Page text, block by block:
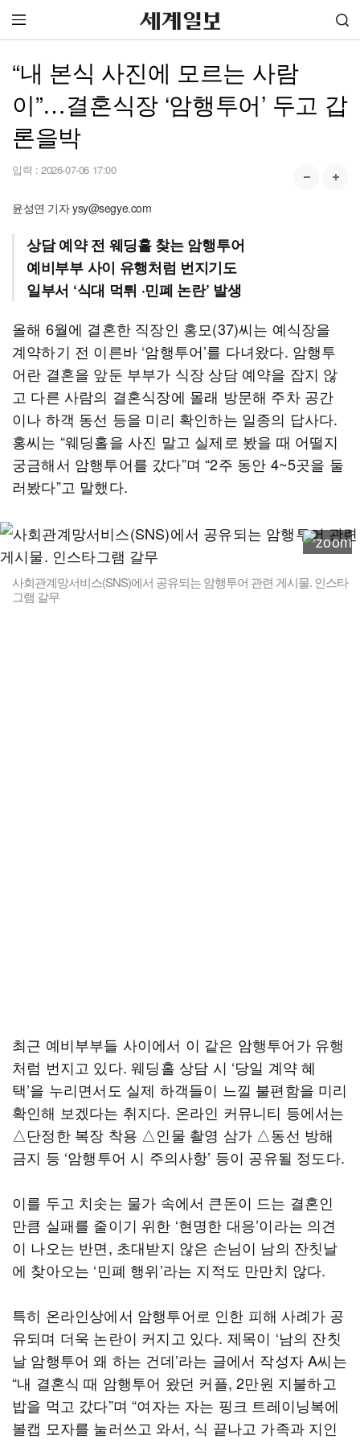
“내 본식 사진에 모르는 사람
이”…결혼식장 ‘암행투어’ 두고 갑
론을박
입력 : 2026-07-06 17:00
윤성연 기자 ysy@segye.com
상담 예약 전 웨딩홀 찾는 암행투어
예비부부 사이 유행처럼 번지기도
일부서 ‘식대 먹튀 ·민폐 논란’ 발생
올해 6월에 결혼한 직장인 홍모(37)씨는 예식장을
계약하기 전 이른바 ‘암행투어’를 다녀왔다. 암행투
어란 결혼을 앞둔 부부가 식장 상담 예약을 잡지 않
고 다른 사람의 결혼식장에 몰래 방문해 주차 공간
이나 하객 동선 등을 미리 확인하는 일종의 답사다.
홍씨는 “웨딩홀을 사진 말고 실제로 봤을 때 어떨지
궁금해서 암행투어를 갔다”며 “2주 동안 4~5곳을 둘
러봤다”고 말했다.
사회관계망서비스(SNS)에서 공유되는 암행투어 관련 게시물. 인스타
그램 갈무
최근 예비부부들 사이에서 이 같은 암행투어가 유행
처럼 번지고 있다. 웨딩홀 상담 시 ‘당일 계약 혜
택’을 누리면서도 실제 하객들이 느낄 불편함을 미리
확인해 보겠다는 취지다. 온라인 커뮤니티 등에서는
△단정한 복장 착용 △인물 촬영 삼가 △동선 방해
금지 등 ‘암행투어 시 주의사항’ 등이 공유될 정도다.
이를 두고 치솟는 물가 속에서 큰돈이 드는 결혼인
만큼 실패를 줄이기 위한 ‘현명한 대응’이라는 의견
이 나오는 반면, 초대받지 않은 손님이 남의 잔칫날
에 찾아오는 ‘민폐 행위’라는 지적도 만만치 않다.
특히 온라인상에서 암행투어로 인한 피해 사례가 공
유되며 더욱 논란이 커지고 있다. 제목이 ‘남의 잔칫
날 암행투어 왜 하는 건데’라는 글에서 작성자 A씨는
“내 결혼식 때 암행투어 왔던 커플, 2만원 지불하고
밥을 먹고 갔다”며 “여자는 자는 핑크 트레이닝복에
볼캡 모자를 눌러쓰고 와서, 식 끝나고 가족과 지인